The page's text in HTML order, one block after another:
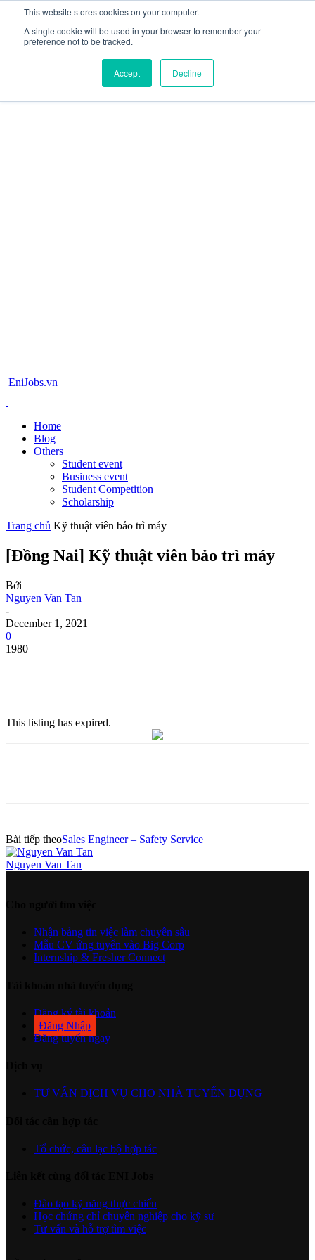
This website stores cookies on your computer.
A single cookie will be used in your browser to remember your
preference not to be tracked.
Accept Decline
EniJobs.vn
Home
Blog
Others
Student event
Business event
Student Competition
Scholarship
Trang chủ Kỹ thuật viên bảo trì máy
[Đồng Nai] Kỹ thuật viên bảo trì máy
Bởi
Nguyen Van Tan
-
December 1, 2021
0
1980
This listing has expired.
Bài tiếp theoSales Engineer – Safety Service
Nguyen Van Tan
Nhận bảng tin việc làm chuyên sâu
Mẫu CV ứng tuyển vào Big Corp
Internship & Fresher Connect
Đăng ký tài khoản
Đăng Nhập
Đăng tuyển ngay
TƯ VẤN DỊCH VỤ CHO NHÀ TUYỂN DỤNG
Tổ chức, câu lạc bộ hợp tác
Đào tạo kỹ năng thực chiến
Học chứng chỉ chuyên nghiệp cho kỹ sư
Tư vấn và hỗ trợ tìm việc